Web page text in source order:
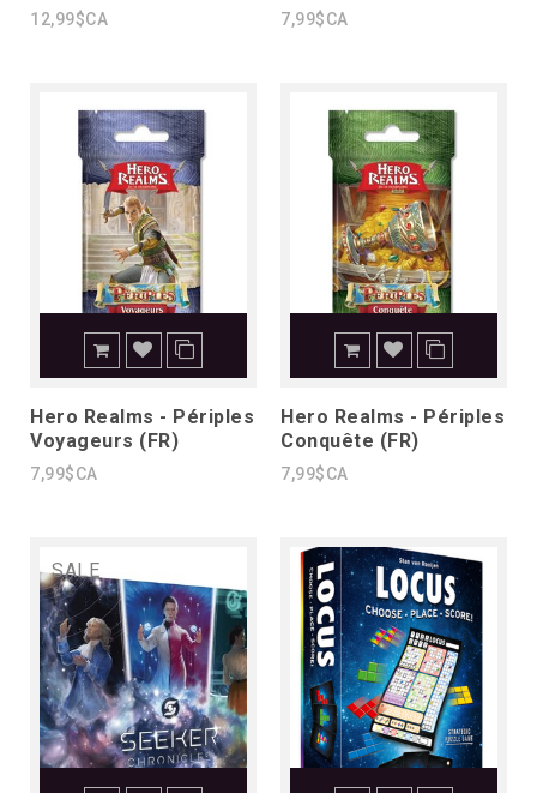
12,99$CA 7,99$CA
Hero Realms - Périples
Voyageurs (FR)
7,99$CA
Hero Realms - Périples
Conquête (FR)
7,99$CA
SALE